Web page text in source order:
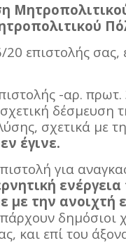
επιστολής σας,
-αρ.
δέσμευση
σχετικά με
έγινε.
για
με την ανοιχτή
και επί του